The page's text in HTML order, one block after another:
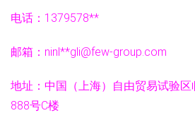
电话：1379578**
邮箱：ninl**gli@few-group.com
地址：中国（上海）自由贸易试验
888号C楼